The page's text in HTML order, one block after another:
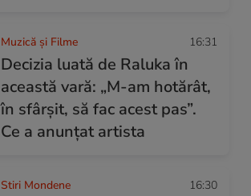
Muzică și Filme 16:31
Decizia luată de Raluka în
această vară: „M-am hotărât,
în sfârșit, să fac acest pas”.
Ce a anunțat artista
Stiri Mondene 16:30